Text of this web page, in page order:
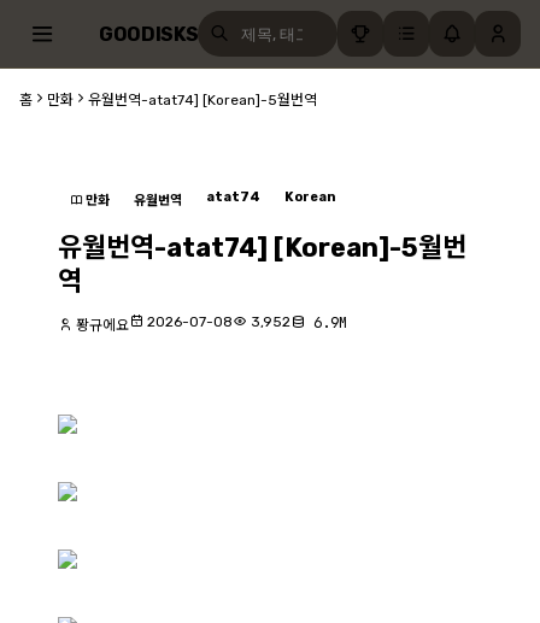
GOODISKS
홈 만화 유월번역-atat74] [Korean]-5월번역
만화 유월번역 atat74 Korean
유월번역-atat74] [Korean]-5월번
역
퐝규에요 2026-07-08 3,952 6.9M